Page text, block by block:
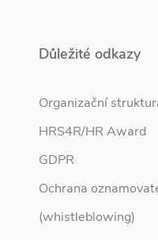
Důležité odkazy
Organizační
HRS4R/HR Award
GDPR
Ochrana
(whistleblowing)